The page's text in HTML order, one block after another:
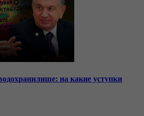
на какие уступки